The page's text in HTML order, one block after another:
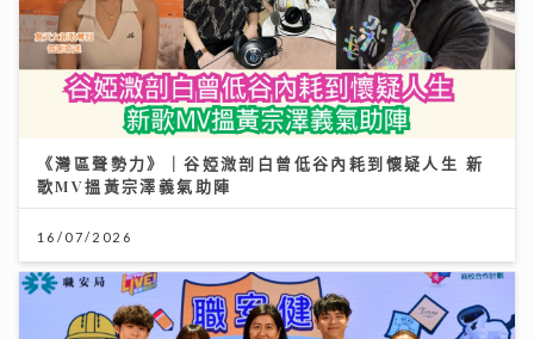
《灣區聲勢力》｜谷婭溦剖白曾低谷內耗到懷疑人生 新
歌MV搵黃宗澤義氣助陣
16/07/2026